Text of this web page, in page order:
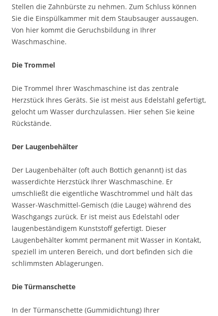
Stellen die Zahnbürste zu nehmen. Zum Schluss können
Sie die Einspülkammer mit dem Staubsauger aussaugen.
Von hier kommt die Geruchsbildung in Ihrer
Waschmaschine.
Die Trommel
Die Trommel Ihrer Waschmaschine ist das zentrale
Herzstück Ihres Geräts. Sie ist meist aus Edelstahl gefertigt,
gelocht um Wasser durchzulassen. Hier sehen Sie keine
Rückstände.
Der Laugenbehälter
Der Laugenbehälter (oft auch Bottich genannt) ist das
wasserdichte Herzstück Ihrer Waschmaschine. Er
umschließt die eigentliche Waschtrommel und hält das
Wasser-Waschmittel-Gemisch (die Lauge) während des
Waschgangs zurück. Er ist meist aus Edelstahl oder
laugenbeständigem Kunststoff gefertigt. Dieser
Laugenbehälter kommt permanent mit Wasser in Kontakt,
speziell im unteren Bereich, und dort befinden sich die
schlimmsten Ablagerungen.
Die Türmanschette
In der Türmanschette (Gummidichtung) Ihrer